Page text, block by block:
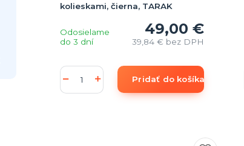
kolieskami, čierna, TARAK
49,00 €
39,84 € bez DPH
Odosielame
do 3 dní
Pridať do košíka